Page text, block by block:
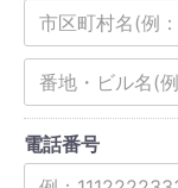
電話番号